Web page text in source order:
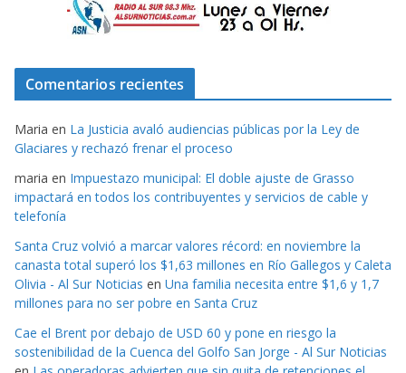
Comentarios recientes
Maria en La Justicia avaló audiencias públicas por la Ley de
Glaciares y rechazó frenar el proceso
maria en Impuestazo municipal: El doble ajuste de Grasso
impactará en todos los contribuyentes y servicios de cable y
telefonía
Santa Cruz volvió a marcar valores récord: en noviembre la
canasta total superó los $1,63 millones en Río Gallegos y Caleta
Olivia - Al Sur Noticias en Una familia necesita entre $1,6 y 1,7
millones para no ser pobre en Santa Cruz
Cae el Brent por debajo de USD 60 y pone en riesgo la
sostenibilidad de la Cuenca del Golfo San Jorge - Al Sur Noticias